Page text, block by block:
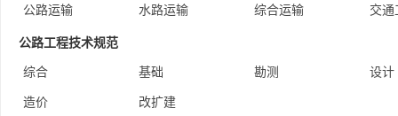
公路运输 水路运输 综合运输 交通
公路工程技术规范
综合 基础 勘测 设计
造价 改扩建